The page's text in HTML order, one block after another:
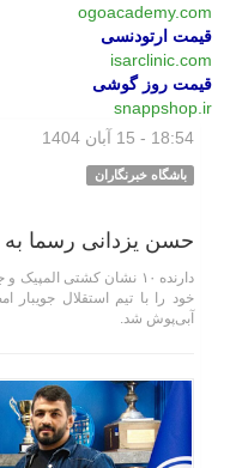
ogoacademy.com
قیمت ارتودنسی
isarclinic.com
قیمت روز گوشی
snappshop.ir
18:54 - 15 آبان 1404
باشگاه خبرنگاران
حسن یزدانی رسما به
دارنده ۱۰ نشان کشتی
خود را با تیم استقلال
آبی‌پوش شد.